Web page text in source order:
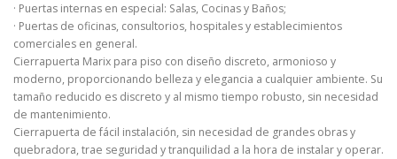
· Puertas internas en especial: Salas, Cocinas y Baños;
· Puertas de oficinas, consultorios, hospitales y establecimientos
comerciales en general.
Cierrapuerta Marix para piso con diseño discreto, armonioso y
moderno, proporcionando belleza y elegancia a cualquier ambiente. Su
tamaño reducido es discreto y al mismo tiempo robusto, sin necesidad
de mantenimiento.
Cierrapuerta de fácil instalación, sin necesidad de grandes obras y
quebradora, trae seguridad y tranquilidad a la hora de instalar y operar.